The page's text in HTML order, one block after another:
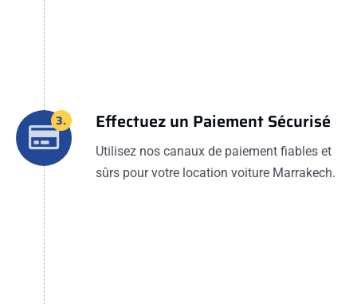
3. Effectuez un Paiement Sécurisé
Utilisez nos canaux de paiement fiables et
sûrs pour votre location voiture Marrakech.